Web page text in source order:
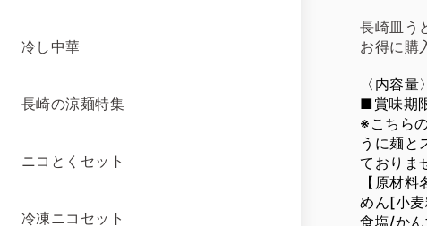
冷し中華
長崎の涼麺特集
ニコとくセット
冷凍ニコセット
長崎皿う
お得に購
〈内容
■賞味期
※こちら
うに麺と
ておりま
【原材料
めん[小麦
食塩/か